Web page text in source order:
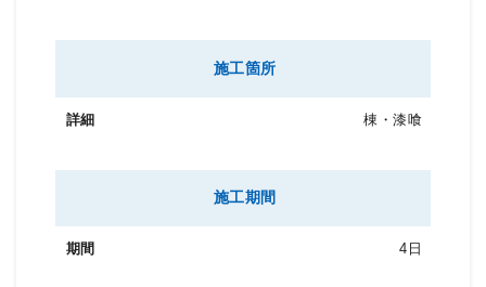
施工箇所
棟・漆喰
施工期間
4日